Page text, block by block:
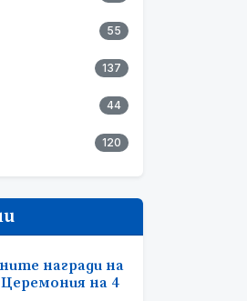
55
137
44
120
награди на
Церемония на 4